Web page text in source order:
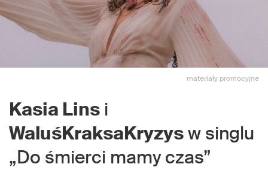
materiały promocyjne
Kasia Lins i
WaluśKraksaKryzysw singlu
„Do śmierci mamy czas”